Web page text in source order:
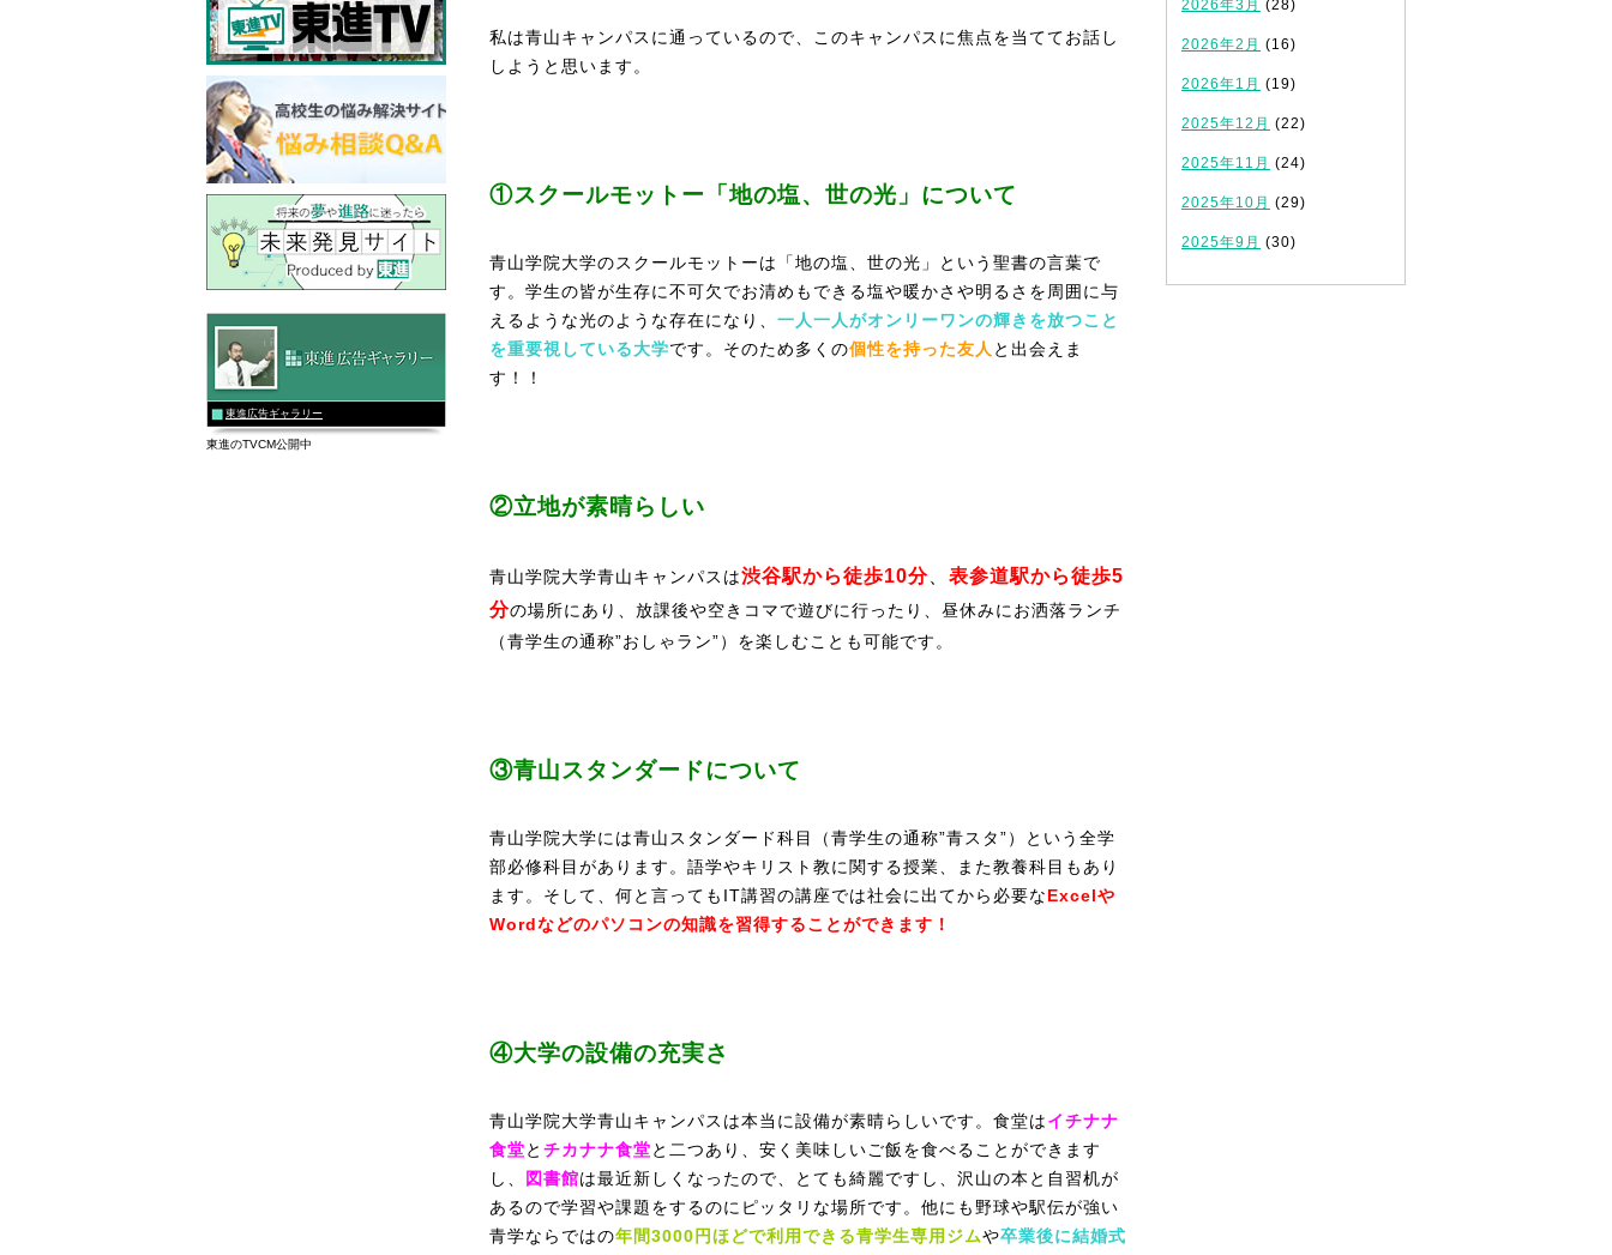
私は青山キャンパスに通っているので、このキャンパスに焦点を当ててお話し
しようと思います。
①スクールモットー「地の塩、世の光」について
青山学院大学のスクールモットーは「地の塩、世の光」という聖書の言葉で
す。学生の皆が生存に不可欠でお清めもできる塩や暖かさや明るさを周囲に与
えるような光のような存在になり、 一人一人がオンリーワンの輝きを放つこと
を重要視している大学です。そのため多くの個性を持った友人 と出会えま
す！！
②立地が素晴らしい
青山学院大学青山キャンパスは渋谷駅から徒歩10分
表参道駅から徒歩5
分の場所にあり、放課後や空きコマで遊びに行ったり、昼休みにお洒落ランチ
（青学生の通称”おしゃラン”）を楽しむことも可能です。
③青山スタンダードについて
青山学院大学には青山スタンダード科目（青学生の通称”青スタ”）という全学
部必修科目があります。語学やキリスト教に関する授業、また教養科目もあり
ます。そして、何と言ってもIT講習の講座では社会に出てから必要なExcelや
Wordなどのパソコンの知識を習得することができます！
④大学の設備の充実さ
青山学院大学青山キャンパスは本当に設備が素晴らしいです。食堂はイチナナ
食堂と チカナナ食堂と二つあり、安く美味しいご飯を食べることができます
し、
図書館は最近新しくなったので、とても綺麗ですし、沢山の本と自習机が
あるので学習や課題をするのにピッタリな場所です。他にも野球や駅伝が強い
青学ならではの年間3000円ほどで利用できる青学生専用ジムや卒業後に結婚式
2026年3月 (28)
2026年2月 (16)
2026年1月 (19)
2025年12月 (22)
2025年11月 (24)
2025年10月 (29)
2025年9月 (30)
東進広告ギャラリー
東進のTVCM公開中